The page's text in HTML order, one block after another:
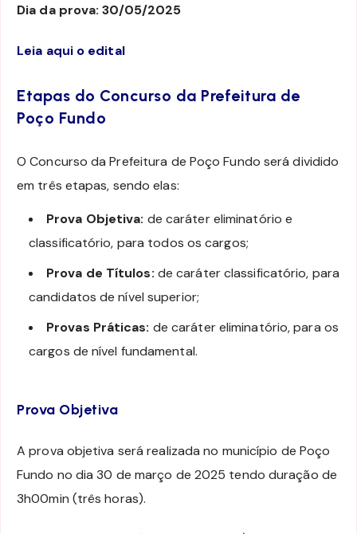
Dia da prova: 30/05/2025
Leia aqui o edital
Etapas do Concurso da Prefeitura de
Poço Fundo
O Concurso da Prefeitura de Poço Fundo será dividido
em três etapas, sendo elas:
Prova Objetiva: de caráter eliminatório e
classificatório, para todos os cargos;
Prova de Títulos: de caráter classificatório, para
candidatos de nível superior;
Provas Práticas: de caráter eliminatório, para os
cargos de nível fundamental.
Prova Objetiva
A prova objetiva será realizada no município de Poço
Fundo no dia 30 de março de 2025 tendo duração de
3h00min (três horas).